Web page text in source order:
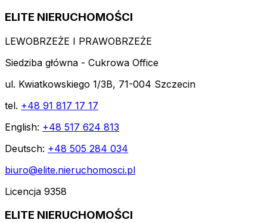
ELITE NIERUCHOMOŚCI
LEWOBRZEŻE I PRAWOBRZEŻE
Siedziba główna - Cukrowa Office
ul. Kwiatkowskiego 1/3B, 71-004 Szczecin
tel. +48 91 817 17 17
English: +48 517 624 813
Deutsch: +48 505 284 034
biuro@elite.nieruchomosci.pl
Licencja 9358
ELITE NIERUCHOMOŚCI